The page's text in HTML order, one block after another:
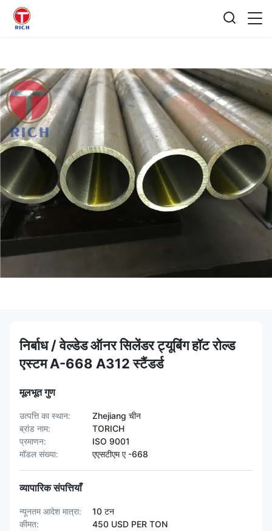
निर्बाध / वेल्डेड ऑनर सिलेंडर ट्यूबिंग हॉट रोल्ड
एस्टम A-668 A312 स्टैंडर्ड
मूलभूत गुण
उत्पत्ति का स्थान:
Zhejiang चीन
ब्रांड नाम:
TORICH
प्रमाणन:
ISO 9001
मॉडल संख्या:
एएसटीएम ए -668
व्यापारिक संपत्तियाँ
न्यूनतम आदेश मात्रा:
10 टन
कीमत:
450 USD PER TON